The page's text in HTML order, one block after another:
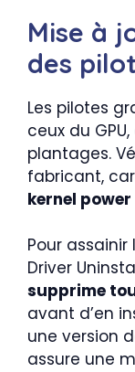
Mise à
des
Les pilotes
ceux du
plantages.
fabricant,
kernel power
Pour assainir
Driver
supprime
avant d’en
une version
assure une